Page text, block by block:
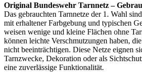
Original Bundeswehr Tarnnetz –
Das gebrauchten Tarnnetze der 1. Wahl
mit erhaltener Farbgebung und typischen
weisen wenige und kleine Flächen ohne
können leichte Verschmutzungen haben,
nicht beeinträchtigen. Diese Netze eignen
Tarnzwecke, Dekoration oder als
eine zuverlässige Funktionalität.